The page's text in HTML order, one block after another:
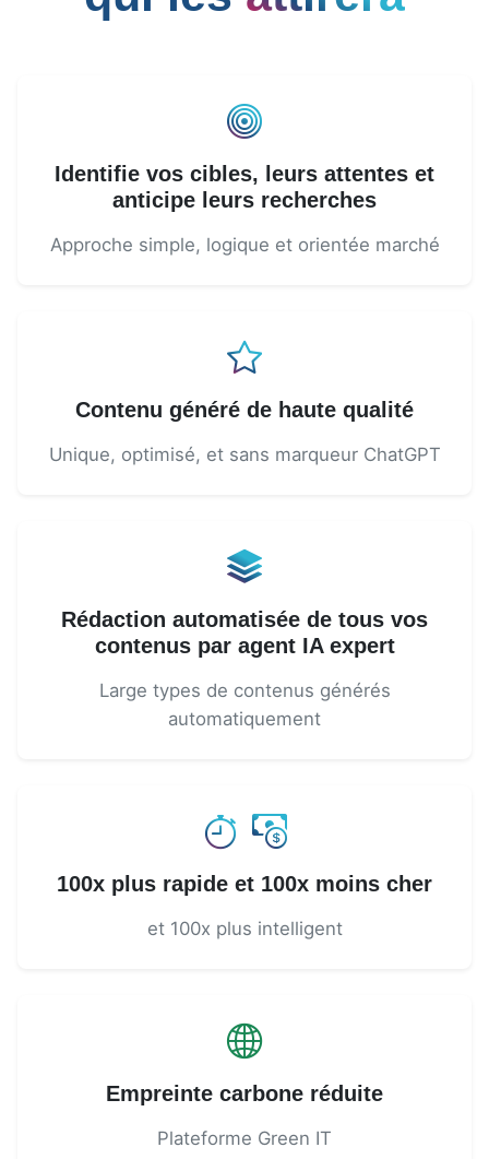
Identifie vos cibles, leurs attentes et
anticipe leurs recherches
Approche simple, logique et orientée marché
Contenu généré de haute qualité
Unique, optimisé, et sans marqueur ChatGPT
Rédaction automatisée de tous vos
contenus par agent IA expert
Large types de contenus générés
automatiquement
100x plus rapide et 100x moins cher
et 100x plus intelligent
Empreinte carbone réduite
Plateforme Green IT